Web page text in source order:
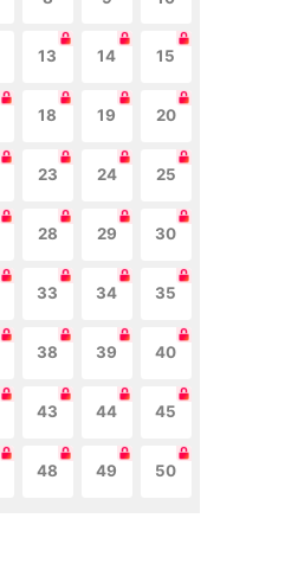
13 14 15
18 19 20
23 24 25
28 29 30
33 34 35
38 39 40
43 44 45
48 49 50